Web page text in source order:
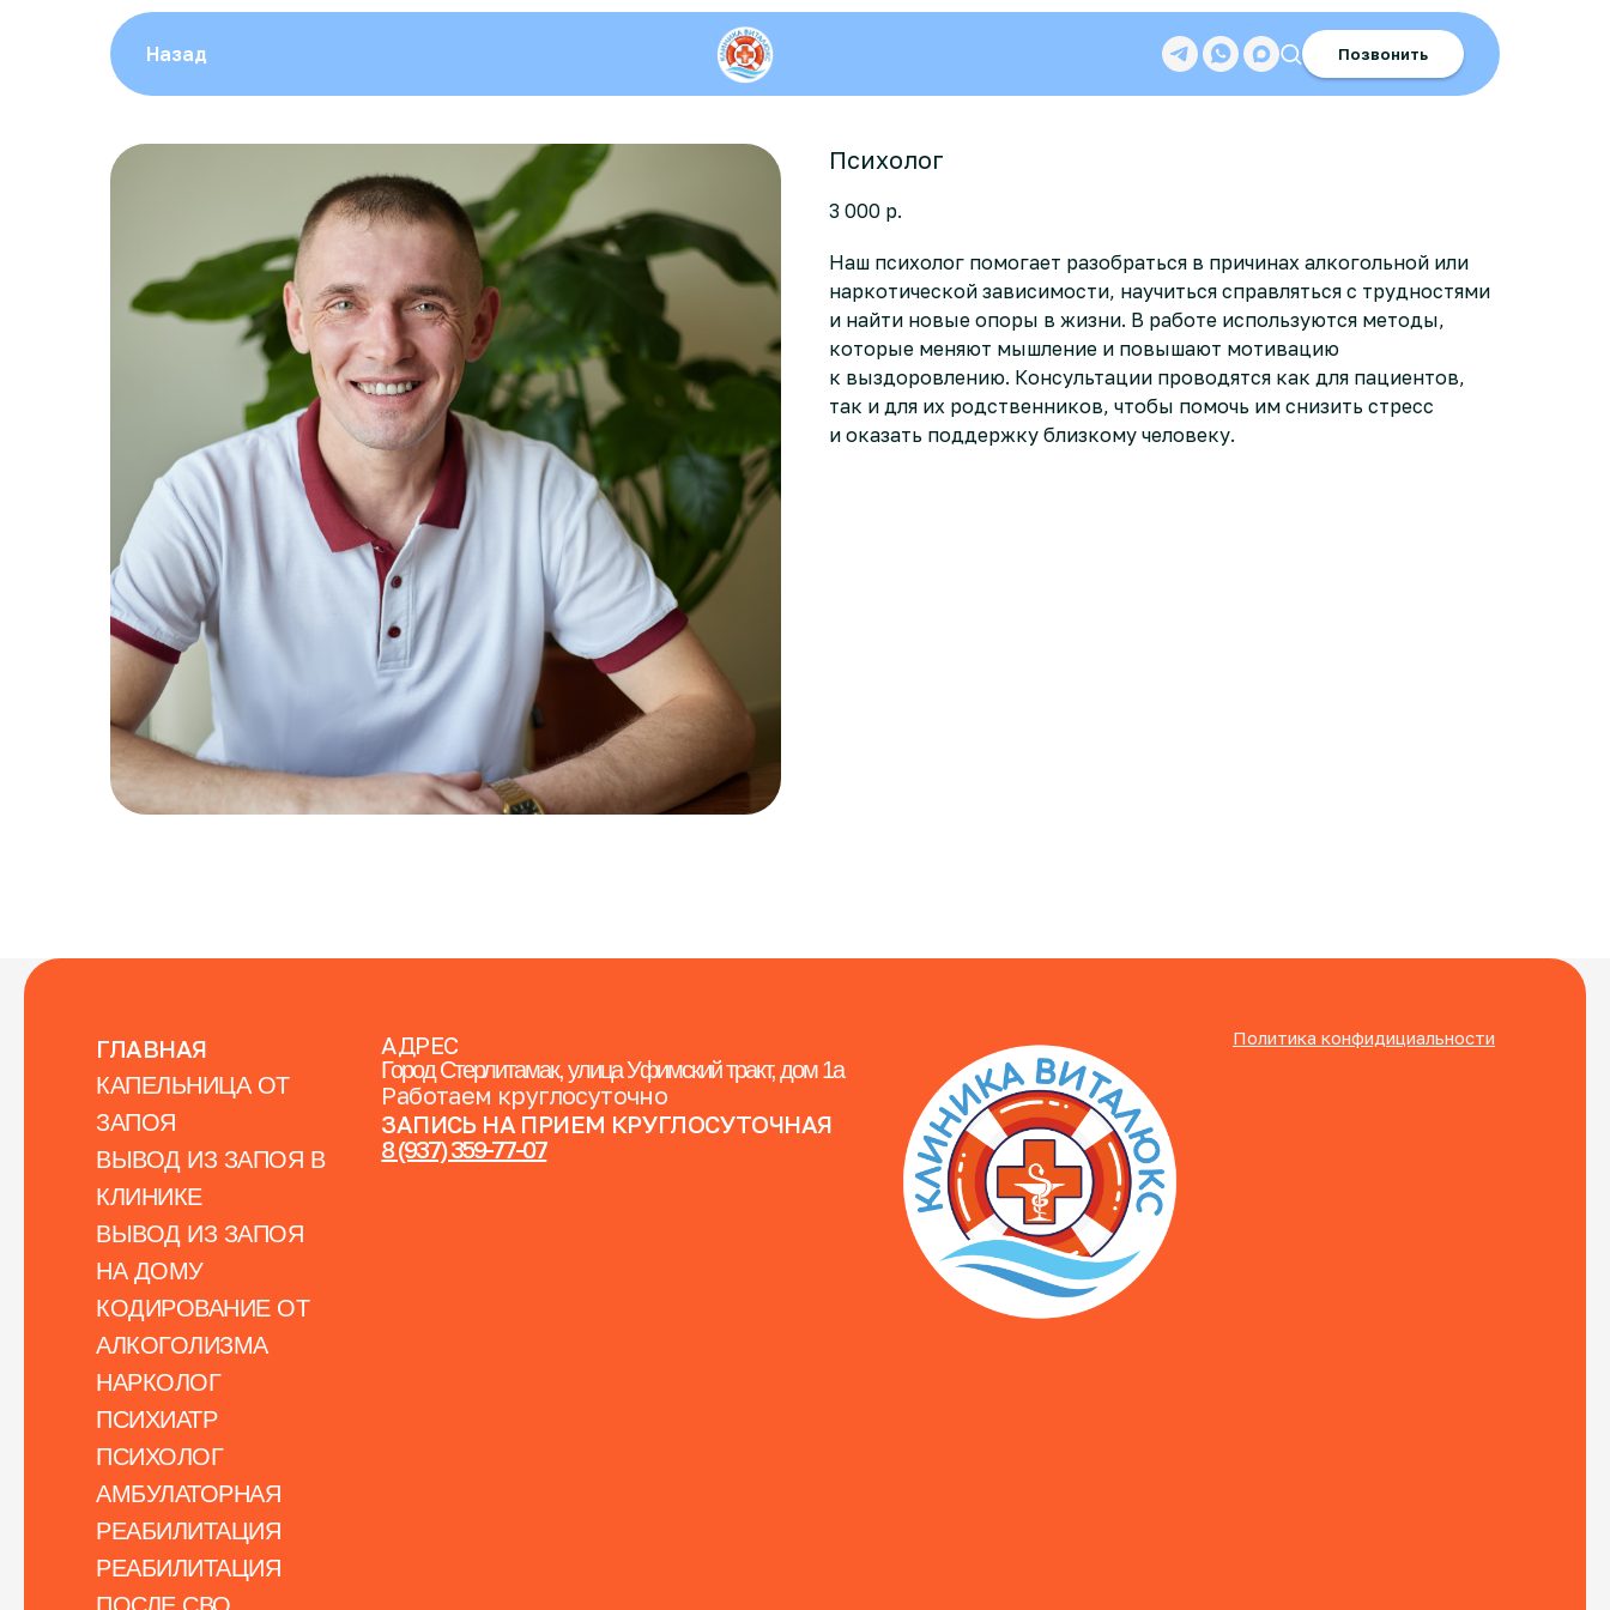
Назад Позвонить
Психолог
3 000 р.
Наш психолог помогает разобраться в причинах алкогольной или
наркотической зависимости, научиться справляться с трудностями
и найти новые опоры в жизни. В работе используются методы,
которые меняют мышление и повышают мотивацию
к выздоровлению. Консультации проводятся как для пациентов,
так и для их родственников, чтобы помочь им снизить стресс
и оказать поддержку близкому человеку.
ГЛАВНАЯ
КАПЕЛЬНИЦА ОТ
ЗАПОЯ
ВЫВОД ИЗ ЗАПОЯ В
КЛИНИКЕ
ВЫВОД ИЗ ЗАПОЯ
НА ДОМУ
КОДИРОВАНИЕ ОТ
АЛКОГОЛИЗМА
НАРКОЛОГ
ПСИХИАТР
ПСИХОЛОГ
АМБУЛАТОРНАЯ
РЕАБИЛИТАЦИЯ
РЕАБИЛИТАЦИЯ
АДРЕС
Город Стерлитамак, улица Уфимский тракт, дом 1а
Работаем круглосуточно
ЗАПИСЬ НА ПРИЕМ КРУГЛОСУТОЧНАЯ
8 (937) 359-77-07
Политика конфидициальности